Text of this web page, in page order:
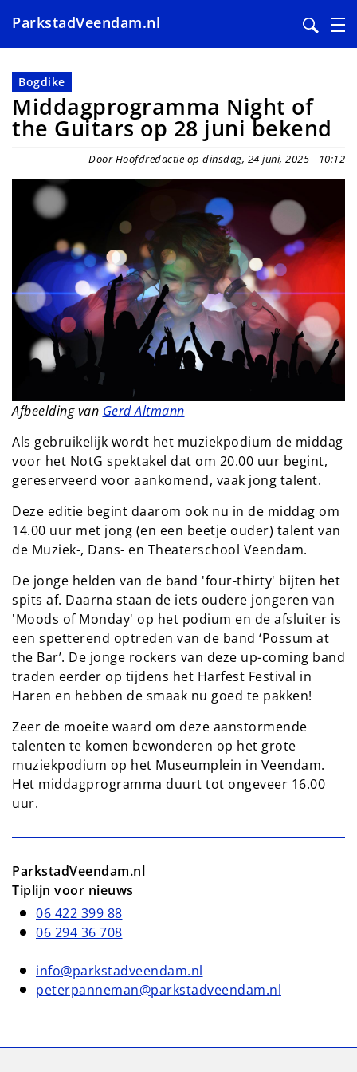
en
naar
de
inhoud
ParkstadVeendam.nl
Bogdike
Middagprogramma Night of
the Guitars op 28 juni bekend
Door Hoofdredactie op dinsdag, 24 juni, 2025 - 10:12
Afbeelding van Gerd Altmann
Als gebruikelijk wordt het muziekpodium de middag
voor het NotG spektakel dat om 20.00 uur begint,
gereserveerd voor aankomend, vaak jong talent.
Deze editie begint daarom ook nu in de middag om
14.00 uur met jong (en een beetje ouder) talent van
de Muziek-, Dans- en Theaterschool Veendam.
De jonge helden van de band 'four-thirty' bijten het
spits af. Daarna staan de iets oudere jongeren van
'Moods of Monday' op het podium en de afsluiter is
een spetterend optreden van de band ‘Possum at
the Bar’. De jonge rockers van deze up-coming band
traden eerder op tijdens het Harfest Festival in
Haren en hebben de smaak nu goed te pakken!
Zeer de moeite waard om deze aanstormende
talenten te komen bewonderen op het grote
muziekpodium op het Museumplein in Veendam.
Het middagprogramma duurt tot ongeveer 16.00
uur.
ParkstadVeendam.nl
Tiplijn voor nieuws
06 422 399 88
06 294 36 708
info@parkstadveendam.nl
peterpanneman@parkstadveendam.nl